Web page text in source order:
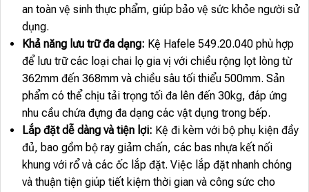
an toàn vệ sinh thực phẩm, giúp bảo vệ sức khỏe người sử
dụng.
Khả năng lưu trữ đa dạng: Kệ Hafele 549.20.040 phù hợp
để lưu trữ các loại chai lọ gia vị với chiều rộng lọt lòng từ
362mm đến 368mm và chiều sâu tối thiểu 500mm. Sản
phẩm có thể chịu tải trọng tối đa lên đến 30kg, đáp ứng
nhu cầu chứa đựng đa dạng các vật dụng trong bếp.
Lắp đặt dễ dàng và tiện lợi: Kệ đi kèm với bộ phụ kiện đầy
đủ, bao gồm bộ ray giảm chấn, các bas nhựa kết nối
khung với rổ và các ốc lắp đặt. Việc lắp đặt nhanh chóng
và thuận tiện giúp tiết kiệm thời gian và công sức cho